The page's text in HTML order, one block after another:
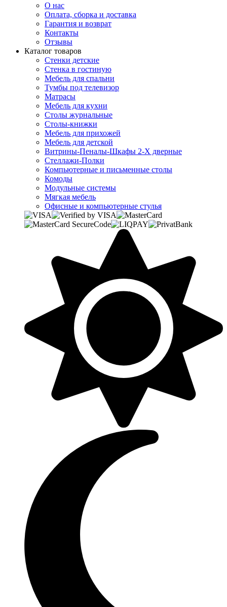
О нас
Оплата, сборка и доставка
Гарантия и возврат
Контакты
Отзывы
Каталог товаров
Стенки детские
Стенка в гостиную
Мебель для спальни
Тумбы под телевизор
Матрасы
Мебель для кухни
Столы журнальные
Столы-книжки
Мебель для прихожей
Мебель для детской
Витрины-Пеналы-Шкафы 2-Х дверные
Стеллажи-Полки
Компьютерные и письменные столы
Комоды
Модульные системы
Мягкая мебель
Офисные и компьютерные стулья